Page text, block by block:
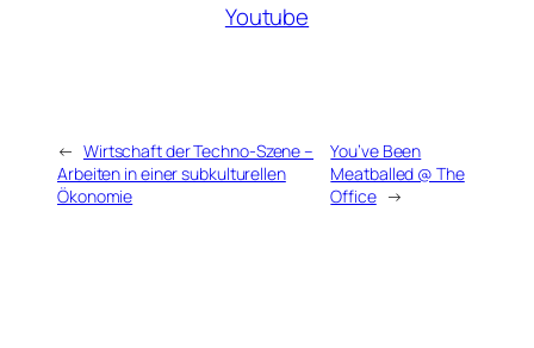
Youtube
← Wirtschaft der Techno-Szene –
Arbeiten in einer subkulturellen
Ökonomie
You’ve Been
Meatballed @ The
Office →